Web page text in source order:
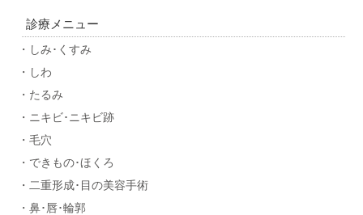
診療メニュー
・しみ･くすみ
・しわ
・たるみ
・ニキビ･ニキビ跡
・毛穴
・できもの･ほくろ
・二重形成･目の美容手術
・鼻･唇･輪郭